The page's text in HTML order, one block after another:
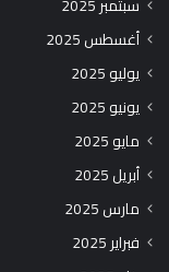
سبتمبر 2025
أغسطس 2025
يوليو 2025
يونيو 2025
مايو 2025
أبريل 2025
مارس 2025
فبراير 2025